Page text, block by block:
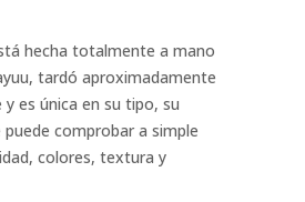
hecha totalmente a mano
tardó aproximadamente
es única en su tipo, su
comprobar a simple
colores, textura y